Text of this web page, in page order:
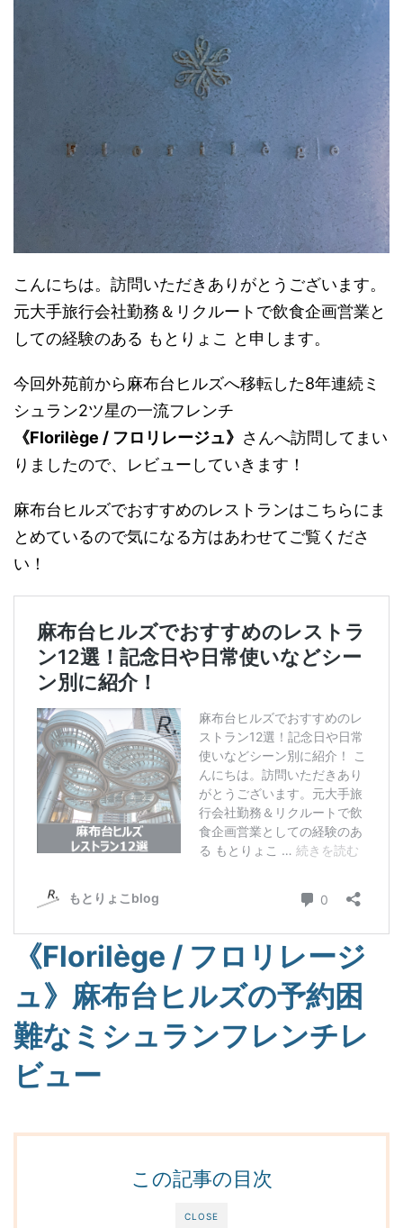
こんにちは。訪問いただきありがとうございます。
元大手旅行会社勤務＆リクルートで飲食企画営業と
しての経験のある もとりょこ と申します。
今回外苑前から麻布台ヒルズへ移転した8年連続ミ
シュラン2ツ星の一流フレンチ
《Florilège / フロリレージュ》 さんへ訪問してまい
りましたので、レビューしていきます！
麻布台ヒルズでおすすめのレストランはこちらにま
とめているので気になる方はあわせてご覧くださ
い！
《Florilège / フロリレージ
ュ》麻布台ヒルズの予約困
難なミシュランフレンチレ
ビュー
CLOSE
この記事の目次